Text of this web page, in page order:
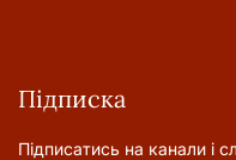
Підписка
Підписатись на канали і